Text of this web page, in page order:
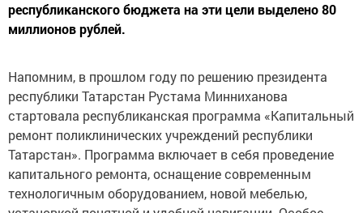
республиканского бюджета на эти цели выделено 80
миллионов рублей.
Напомним, в прошлом году по решению президента
республики Татарстан Рустама Минниханова
стартовала республиканская программа «Капитальный
ремонт поликлинических учреждений республики
Татарстан». Программа включает в себя проведение
капитального ремонта, оснащение современным
технологичным оборудованием, новой мебелью,